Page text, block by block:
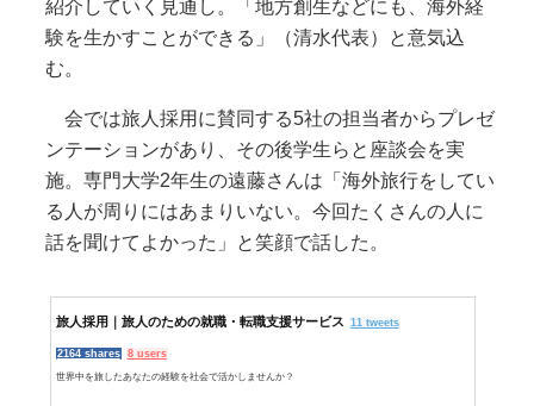
紹介していく見通し。「地方創生などにも、海外経
験を生かすことができる」（清水代表）と意気込
む。
会では旅人採用に賛同する5社の担当者からプレゼ
ンテーションがあり、その後学生らと座談会を実
施。専門大学2年生の遠藤さんは「海外旅行をしてい
る人が周りにはあまりいない。今回たくさんの人に
話を聞けてよかった」と笑顔で話した。
旅人採用｜旅人のための就職・転職支援サービス 11 tweets
2164 shares 8 users
世界中を旅したあなたの経験を社会で活かしませんか？